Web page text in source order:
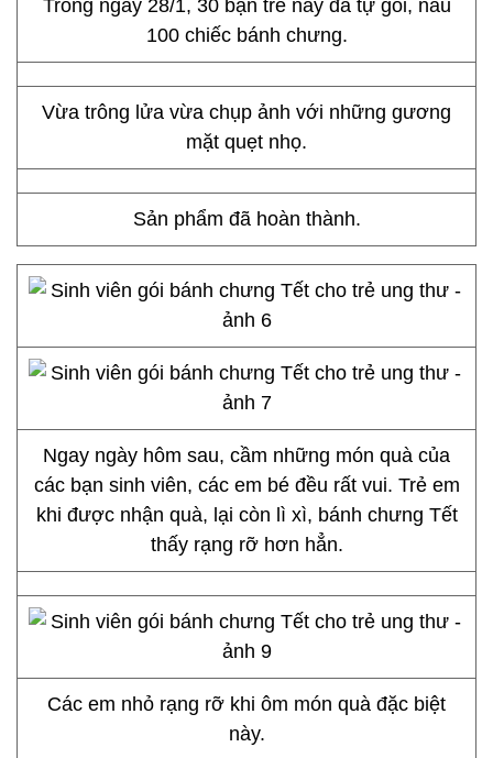
Trong ngày 28/1, 30 bạn trẻ này đã tự gói, nấu
100 chiếc bánh chưng.
Vừa trông lửa vừa chụp ảnh với những gương
mặt quẹt nhọ.
Sản phẩm đã hoàn thành.
Ngay ngày hôm sau, cầm những món quà của
các bạn sinh viên, các em bé đều rất vui. Trẻ em
khi được nhận quà, lại còn lì xì, bánh chưng Tết
thấy rạng rỡ hơn hẳn.
Các em nhỏ rạng rỡ khi ôm món quà đặc biệt
này.